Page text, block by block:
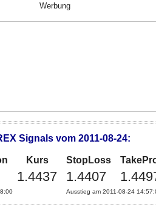
Werbung
Signals vom 2011-08-24:
Kurs StopLoss
1.4437 1.4407
Ausstieg am 2011-08-24